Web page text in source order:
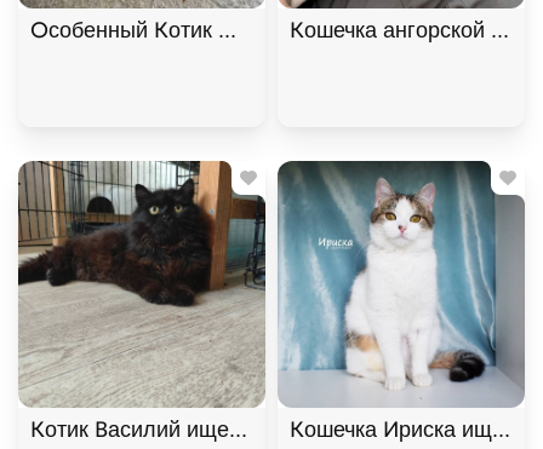
Особенный Котик Махони ищет семью. В дар!,
Кошечка ангорской
Котик Василий ищет дом. В дар!, Черный,
Кошечка Ириска ищет